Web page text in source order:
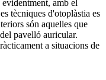
amb el
tècniques d'otoplàstia es
són aquelles que
pavelló auricular.
a situacions de